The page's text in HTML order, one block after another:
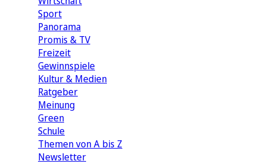
Sport
Panorama
Promis & TV
Freizeit
Gewinnspiele
Kultur & Medien
Ratgeber
Meinung
Green
Schule
Themen von A bis Z
Newsletter